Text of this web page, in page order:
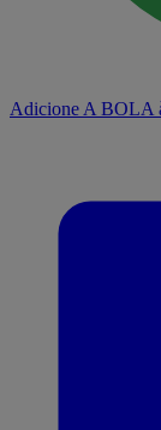
Adicione A BOLA